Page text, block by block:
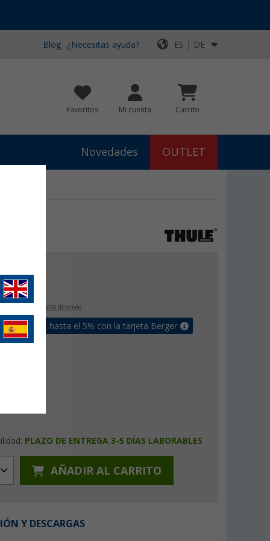
Blog ¿Necesitas ayuda? ES | DE
Favoritos Mi cuenta Carrito
Novedades OUTLET
€
+ Costes de envío
un bonus de hasta el 5% con la tarjeta Berger
PLAZO DE ENTREGA 3-5 DÍAS LABORABLES
AÑADIR AL CARRITO
Y DESCARGAS